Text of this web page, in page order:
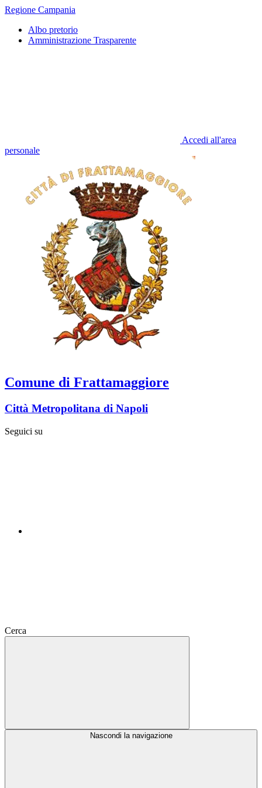
Regione Campania
Albo pretorio
Amministrazione Trasparente
Accedi all'area
personale
Comune di Frattamaggiore
Città Metropolitana di Napoli
Seguici su
Cerca
Nascondi la navigazione